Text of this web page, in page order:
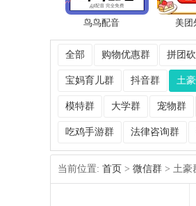
鸟鸟配音 美团
全部 购物优惠群 拼团
宝妈育儿群 抖音群 土
模特群 大学群 宠物群
吃鸡手游群 法律咨询群
当前位置: 首页 > 微信群 > 土豪